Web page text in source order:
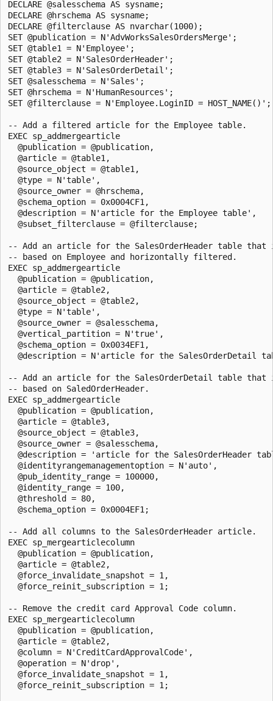
DECLARE @salesschema AS sysname;
DECLARE @hrschema AS sysname;
DECLARE @filterclause AS nvarchar(1000);
SET @publication = N'AdvWorksSalesOrdersMerge';
SET @table1 = N'Employee';
SET @table2 = N'SalesOrderHeader';
SET @table3 = N'SalesOrderDetail';
SET @salesschema = N'Sales';
SET @hrschema = N'HumanResources';
SET @filterclause = N'Employee.LoginID = HOST_NAME()';
-- Add a filtered article for the Employee table.
EXEC sp_addmergearticle
  @publication = @publication,
  @article = @table1,
  @source_object = @table1,
  @type = N'table',
  @source_owner = @hrschema,
  @schema_option = 0x0004CF1,
  @description = N'article for the Employee table',
  @subset_filterclause = @filterclause;
-- Add an article for the SalesOrderHeader table
-- based on Employee and horizontally filtered.
EXEC sp_addmergearticle
  @publication = @publication,
  @article = @table2,
  @source_object = @table2,
  @type = N'table',
  @source_owner = @salesschema,
  @vertical_partition = N'true',
  @schema_option = 0x0034EF1,
@description = N'article for the SalesOrderDetail
-- Add an article for the SalesOrderDetail table
-- based on SaledOrderHeader.
EXEC sp_addmergearticle
  @publication = @publication,
  @article = @table3,
  @source_object = @table3,
  @source_owner = @salesschema,
@description = 'article for the SalesOrderHeader
  @identityrangemanagementoption = N'auto',
  @pub_identity_range = 100000,
  @identity_range = 100,
  @threshold = 80,
  @schema_option = 0x0004EF1;
-- Add all columns to the SalesOrderHeader article.
EXEC sp_mergearticlecolumn
  @publication = @publication,
  @article = @table2,
  @force_invalidate_snapshot = 1,
  @force_reinit_subscription = 1;
-- Remove the credit card Approval Code column.
EXEC sp_mergearticlecolumn
  @publication = @publication,
  @article = @table2,
  @column = N'CreditCardApprovalCode',
  @operation = N'drop',
  @force_invalidate_snapshot = 1,
  @force_reinit_subscription = 1;